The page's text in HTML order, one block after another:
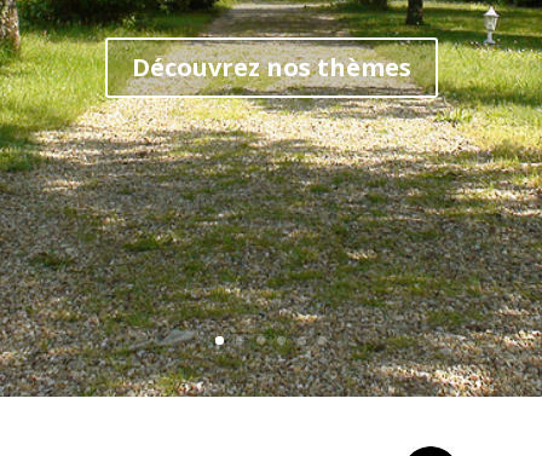
Découvrez nos thèmes